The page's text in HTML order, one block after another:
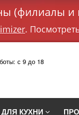
(филиалы и
.
с 9 до 18
КУХНИ